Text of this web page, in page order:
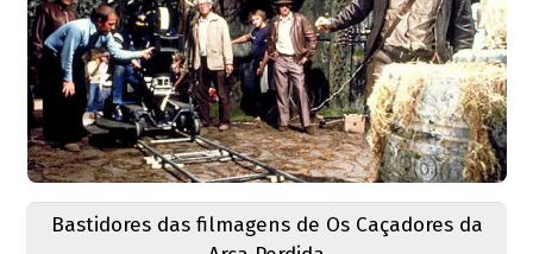
Bastidores das filmagens de Os Caçadores da